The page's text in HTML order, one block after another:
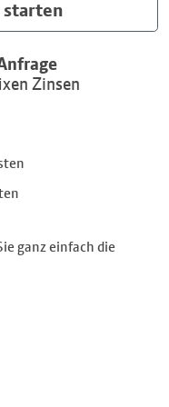
starten
Zinsen
ganz einfach die